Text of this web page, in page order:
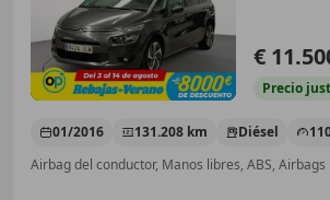
€
Precio
01/2016 131.208 km Diésel